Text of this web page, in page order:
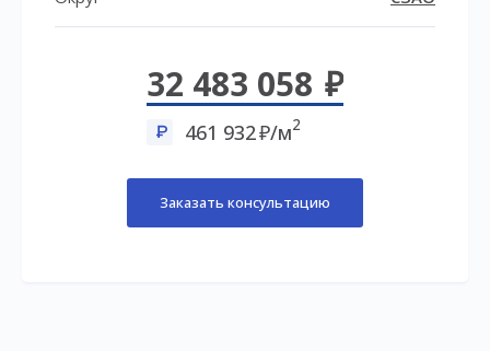
32 483 058
461 932 /м2
Заказать консультацию